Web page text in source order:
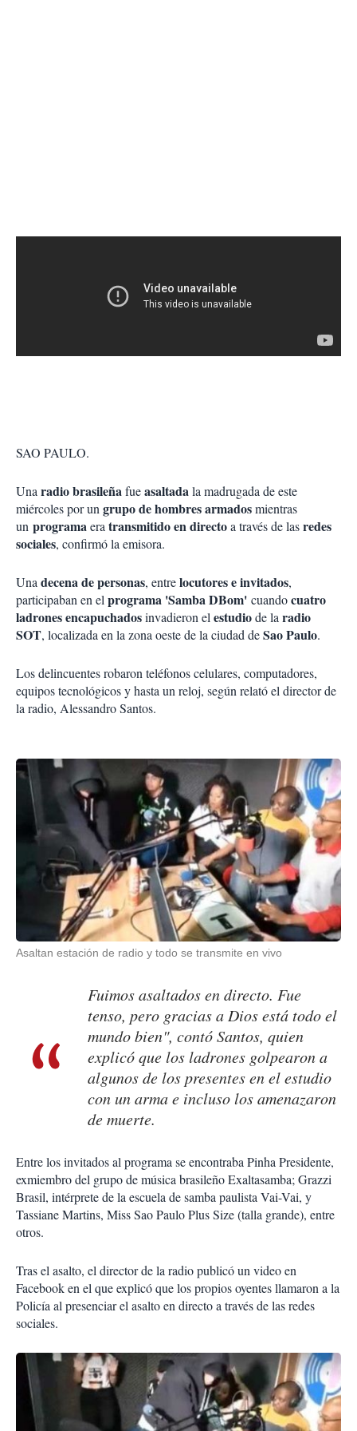
SAO PAULO.
Una radio brasileñafueasaltadala madrugada de este
miércoles por un grupo de hombres armadosmientras
un programaera transmitido en directoa través de lasredes
sociales, confirmó la emisora.
Una decena de personas, entrelocutores e invitados,
participaban en el programa 'Samba DBom' cuandocuatro
ladrones encapuchadosinvadieron el estudiode la radio
SOT, localizada en la zona oeste de la ciudad deSao Paulo.
Los delincuentes robaron teléfonos celulares, computadores,
equipos tecnológicos y hasta un reloj, según relató el director de
la radio, Alessandro Santos.
Asaltan estación de radio y todo se transmite en vivo
Fuimos asaltados en directo. Fue
tenso, pero gracias a Dios está todo el
mundo bien", contó Santos, quien
explicó que los ladrones golpearon a
algunos de los presentes en el estudio
con un arma e incluso los amenazaron
de muerte.
Entre los invitados al programa se encontraba Pinha Presidente,
exmiembro del grupo de música brasileño Exaltasamba; Grazzi
Brasil, intérprete de la escuela de samba paulista Vai-Vai, y
Tassiane Martins, Miss Sao Paulo Plus Size (talla grande), entre
otros.
Tras el asalto, el director de la radio publicó un video en
Facebook en el que explicó que los propios oyentes llamaron a la
Policía al presenciar el asalto en directo a través de las redes
sociales.